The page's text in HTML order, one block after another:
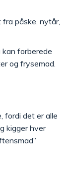
fra påske, nytår,
kan forberede
og frysemad.
fordi det er alle
kigger hver